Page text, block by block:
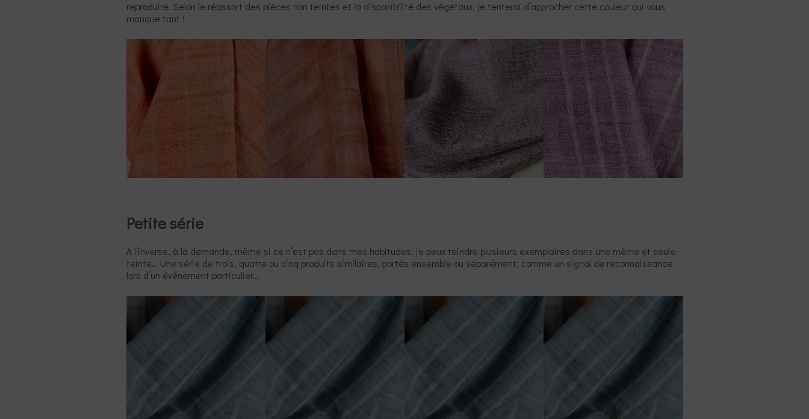
reproduire. Selon le réassort des pièces non teintes et la disponibilité des végétaux, je tenterai d’approcher cette couleur qui vous
manque tant !
Petite série
A l’inverse, à la demande, même si ce n’est pas dans mes habitudes, je peux teindre plusieurs exemplaires dans une même et seule
teinte… Une série de trois, quatre ou cinq produits similaires, portés ensemble ou séparément, comme un signal de reconnaissance
lors d’un événement particulier…